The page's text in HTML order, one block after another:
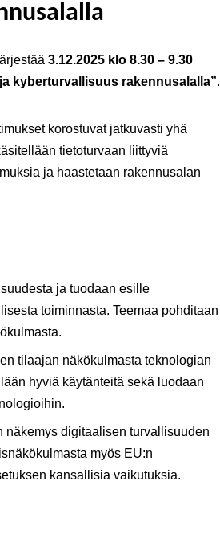
3.12.2025 klo 8.30 – 9.30
kyberturvallisuus rakennusalalla”.
korostuvat jatkuvasti yhä
tietoturvaan liittyviä
ja haastetaan rakennusalan
ja tuodaan esille
toiminnasta. Teemaa pohditaan
tilaajan näkökulmasta teknologian
hyviä käytänteitä sekä luodaan
digitaalisen turvallisuuden
myös EU:n
kansallisia vaikutuksia.